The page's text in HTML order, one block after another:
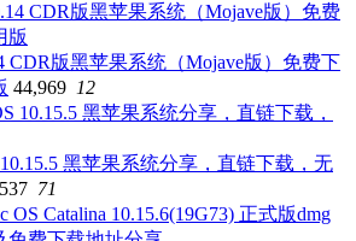
CDR版黑苹果系统（Mojave版）免费下
44,969 12
黑苹果系统分享，直链下载，无
71